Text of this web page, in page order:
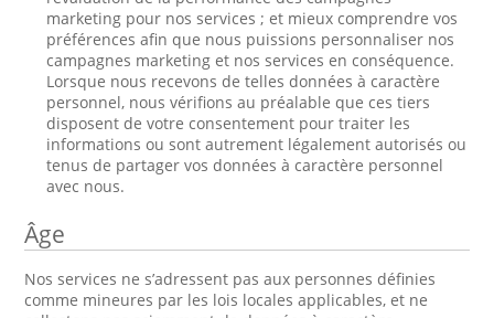
marketing pour nos services ; et mieux comprendre vos
préférences afin que nous puissions personnaliser nos
campagnes marketing et nos services en conséquence.
Lorsque nous recevons de telles données à caractère
personnel, nous vérifions au préalable que ces tiers
disposent de votre consentement pour traiter les
informations ou sont autrement légalement autorisés ou
tenus de partager vos données à caractère personnel
avec nous.
Âge
Nos services ne s’adressent pas aux personnes définies
comme mineures par les lois locales applicables, et ne